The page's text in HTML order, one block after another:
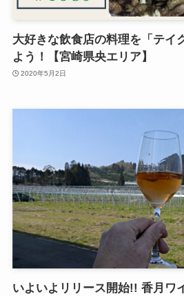
大好きな飲食店の料理を「テイ
よう！【宮崎県央エリア】
2020年5月2日
いよいよリリース開始!! 香月ワ